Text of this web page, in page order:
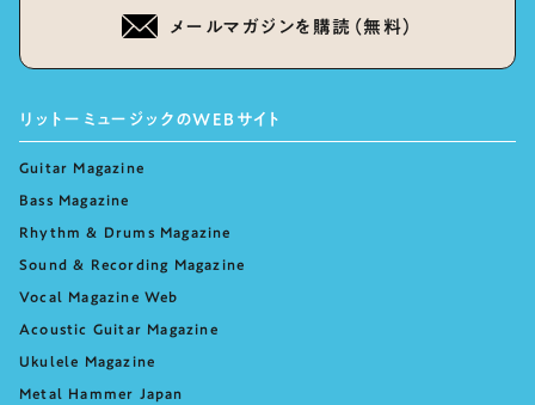
メールマガジンを購読（無料）
リットーミュージックのWEBサイト
Guitar Magazine
Bass Magazine
Rhythm & Drums Magazine
Sound & Recording Magazine
Vocal Magazine Web
Acoustic Guitar Magazine
Ukulele Magazine
Metal Hammer Japan